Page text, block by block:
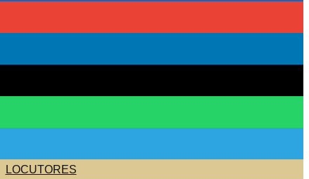
LOCUTORES